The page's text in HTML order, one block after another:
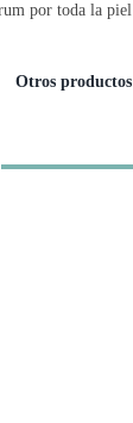
por toda la
Otros